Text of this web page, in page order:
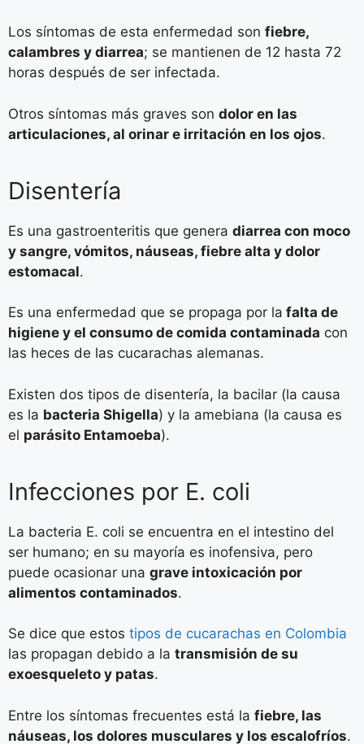
Los síntomas de esta enfermedad son fiebre,
calambres y diarrea; se mantienen de 12 hasta 72
horas después de ser infectada.
Otros síntomas más graves son dolor en las
articulaciones, al orinar e irritación en los ojos.
Disentería
Es una gastroenteritis que genera diarrea con moco
y sangre, vómitos, náuseas, fiebre alta y dolor
estomacal.
Es una enfermedad que se propaga por la falta de
higiene y el consumo de comida contaminada con
las heces de las cucarachas alemanas.
Existen dos tipos de disentería, la bacilar (la causa
es la bacteria Shigella) y la amebiana (la causa es
el parásito Entamoeba).
Infecciones por E. coli
La bacteria E. coli se encuentra en el intestino del
ser humano; en su mayoría es inofensiva, pero
puede ocasionar una grave intoxicación por
alimentos contaminados.
Se dice que estos tipos de cucarachas en Colombia
las propagan debido a la transmisión de su
exoesqueleto y patas.
Entre los síntomas frecuentes está la fiebre, las
náuseas, los dolores musculares y los escalofríos.